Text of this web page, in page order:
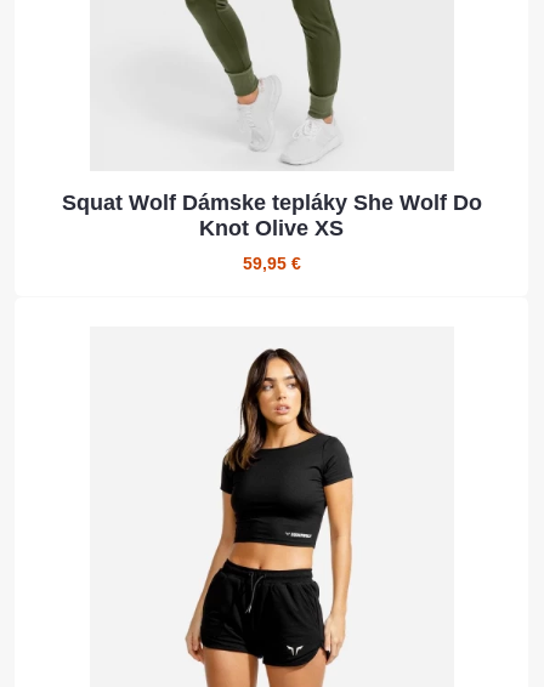
Squat Wolf Dámske tepláky She Wolf Do
Knot Olive XS
59,95 €